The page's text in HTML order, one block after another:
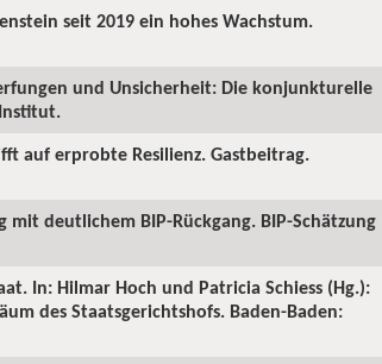
seit 2019 ein hohes Wachstum.
und Unsicherheit: Die konjunkturelle
auf erprobte Resilienz. Gastbeitrag.
deutlichem BIP-Rückgang. BIP-Schätzung
In: Hilmar Hoch und Patricia Schiess (Hg.):
des Staatsgerichtshofs. Baden-Baden: